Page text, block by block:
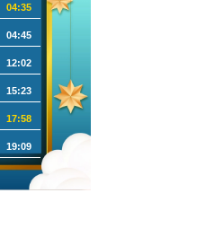
04:35
04:45
12:02
15:23
17:58
19:09